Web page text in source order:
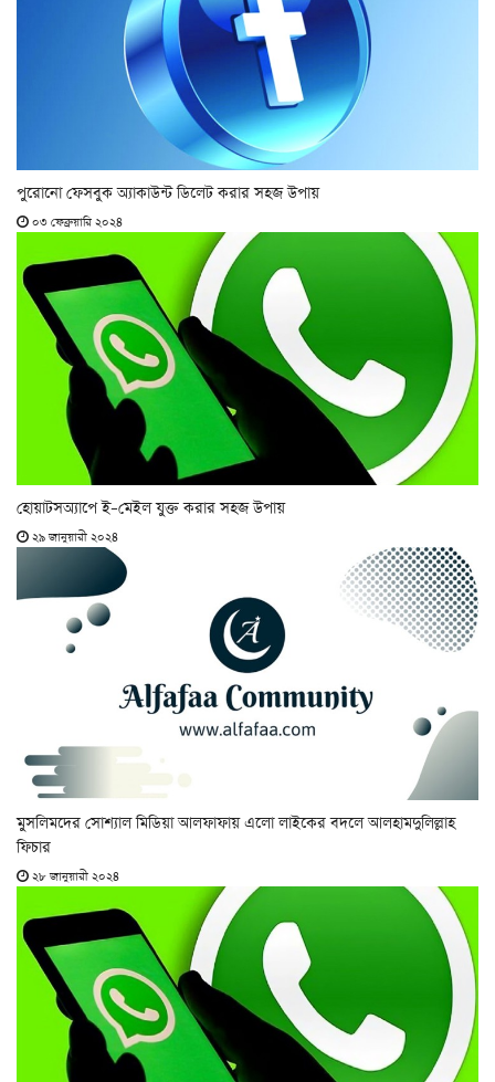
পুরোনো ফেসবুক অ্যাকাউন্ট ডিলেট করার সহজ উপায়
০৩ ফেব্রুয়ারি ২০২৪
হোয়াটসঅ্যাপে ই–মেইল যুক্ত করার সহজ উপায়
২৯ জানুয়ারী ২০২৪
মুসলিমদের সোশ্যাল মিডিয়া আলফাফায় এলো লাইকের বদলে আলহামদুলিল্লাহ
ফিচার
২৮ জানুয়ারী ২০২৪